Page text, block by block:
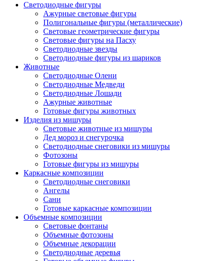
Светодиодные фигуры
Ажурные световые фигуры
Полигональные фигуры (металлические)
Световые геометрические фигуры
Световые фигуры на Пасху
Светодиодные звезды
Светодиодные фигуры из шариков
Животные
Светодиодные Олени
Светодиодные Медведи
Светодиодные Лошади
Ажурные животные
Готовые фигуры животных
Изделия из мишуры
Световые животные из мишуры
Дед мороз и снегурочка
Светодиодные снеговики из мишуры
Фотозоны
Готовые фигуры из мишуры
Каркасные композиции
Светодиодные снеговики
Ангелы
Сани
Готовые каркасные композиции
Объемные композиции
Световые фонтаны
Объемные фотозоны
Объемные декорации
Светодиодные деревья